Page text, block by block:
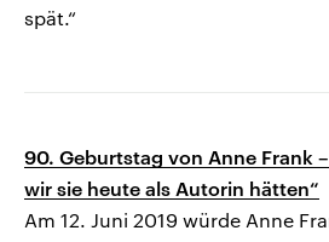
spät.“
90. Geburtstag von Anne Frank
wir sie heute als Autorin hätten“
Am 12. Juni 2019 würde Anne